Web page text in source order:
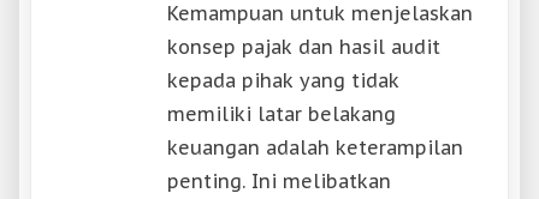
Kemampuan untuk menjelaskan
konsep pajak dan hasil audit
kepada pihak yang tidak
memiliki latar belakang
keuangan adalah keterampilan
penting. Ini melibatkan